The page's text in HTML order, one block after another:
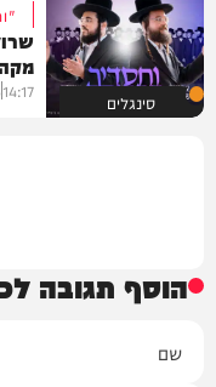
סינגלים 14:17
הוסף תגובה